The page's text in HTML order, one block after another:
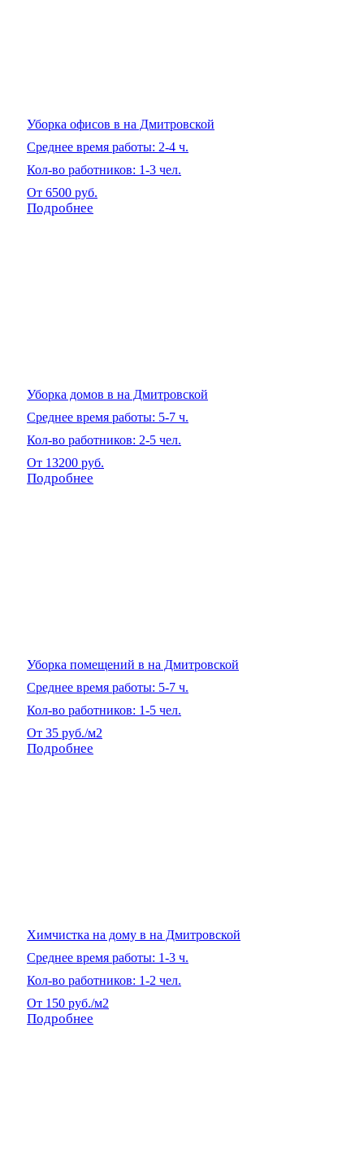
Уборка офисов в на Дмитровской
Среднее время работы: 2-4 ч.
Кол-во работников: 1-3 чел.
От 6500 руб.
Подробнее
Уборка домов в на Дмитровской
Среднее время работы: 5-7 ч.
Кол-во работников: 2-5 чел.
От 13200 руб.
Подробнее
Уборка помещений в на Дмитровской
Среднее время работы: 5-7 ч.
Кол-во работников: 1-5 чел.
От 35 руб./м2
Подробнее
Химчистка на дому в на Дмитровской
Среднее время работы: 1-3 ч.
Кол-во работников: 1-2 чел.
От 150 руб./м2
Подробнее